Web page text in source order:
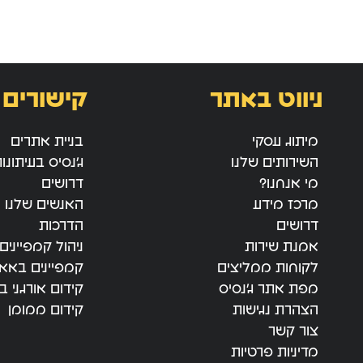
ניווט באתר
מיתוג עסקי
השירותים שלנו
מי אנחנו?
מרכז מידע
דרושים
אמנת שירות
לקוחות ממליצים
מפת אתר ג’נסיס
הצהרת נגישות
צור קשר
מדיניות פרטיות
בניית אתרים
ג’נסיס
דרושים
האנשים שלנו
הדרכות
ניהול
קמפיינים
קידום אורגני
קידום ממומן